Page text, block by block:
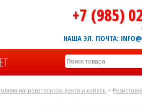
+7 (985)
НАША ЭЛ. ПОЧТА:
нагревательная лента и кабель >